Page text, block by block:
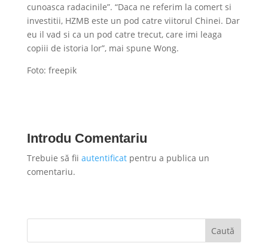
cunoasca radacinile”. “Daca ne referim la comert si
investitii, HZMB este un pod catre viitorul Chinei. Dar
eu il vad si ca un pod catre trecut, care imi leaga
copiii de istoria lor”, mai spune Wong.
Foto: freepik
Introdu Comentariu
Trebuie să fii autentificatpentru a publica un
comentariu.